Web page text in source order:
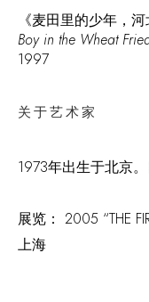
《麦田里的少年，河
Boy in the Wheat
1997
关于艺术家
1973年出生于北京
展览： 2005 “THE
上海